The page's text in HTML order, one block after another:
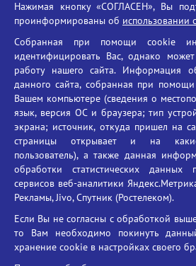
Единый портал государственных услуг
Противодействие угрозам информационной
Социальные ролики - Генеральная
Противодействие коррупции
БГУ против наркотиков
Брянский государственный
имени академика И.Г.
Время работы: пн-пт
E-mail:
Телефон: +7(4832)58-90-
Нажимая кнопку «СОГЛАСЕН», Вы
проинформированы об использовании
Собранная при помощи cookie
идентифицировать Вас, однако
работу нашего сайта. Информация
данного сайта, собранная при
Вашем компьютере (сведения о
язык, версия ОС и браузера; тип
экрана; источник, откуда пришел на
страницы открывает и на
пользователь), а также данная
обработки статистических данных
сервисов веб-аналитики
Рекламы, Jivo, Спутник (Ростелеком).
Если Вы не согласны с обработкой
то Вам необходимо покинуть
хранение cookie в настройках своего